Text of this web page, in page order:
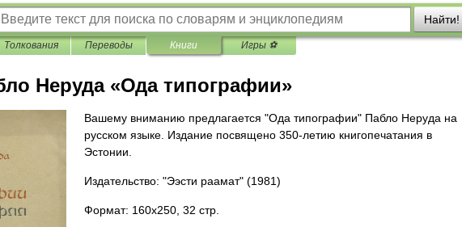
Найти!
Толкования Переводы Книги Игры ⚽
Неруда «Ода типографии»
Вашему вниманию предлагается "Ода типографии" Пабло Неруда на
русском языке. Издание посвящено 350-летию книгопечатания в
Эстонии.
Издательство: "Ээсти раамат" (1981)
Формат: 160x250, 32 стр.